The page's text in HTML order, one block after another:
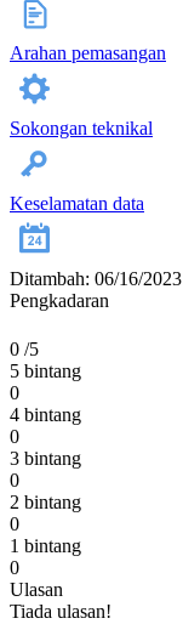
Arahan pemasangan
Sokongan teknikal
Keselamatan data
Ditambah: 06/16/2023
Pengkadaran
0 /5
5 bintang
0
4 bintang
0
3 bintang
0
2 bintang
0
1 bintang
0
Ulasan
Tiada ulasan!